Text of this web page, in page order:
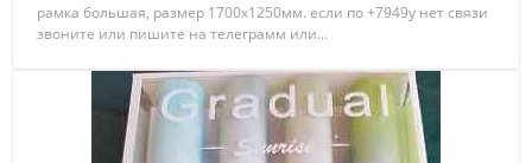
рамка большая, размер 1700х1250мм. если по +7949у нет связи
звоните или пишите на телеграмм или...